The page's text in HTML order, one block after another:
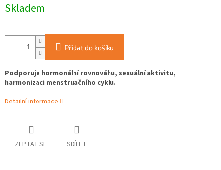
cena:
Skladem
Přidat do košíku
Podporuje hormonální rovnováhu, sexuální aktivitu,
harmonizaci menstruačního cyklu.
Detailní informace
ZEPTAT SE SDÍLET